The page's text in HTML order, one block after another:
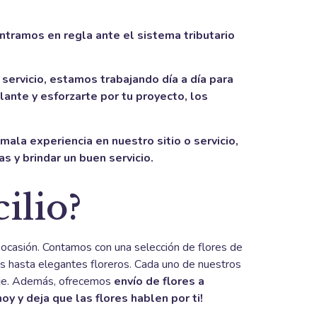
en regla ante el sistema tributario
estamos trabajando día a día para
y esforzarte por tu proyecto, los
experiencia en nuestro sitio o servicio,
y brindar un buen servicio.
Contamos con una selección de flores de
hasta elegantes floreros. Cada uno de nuestros
Además, ofrecemos envío de flores a
y deja que las flores hablen por ti!